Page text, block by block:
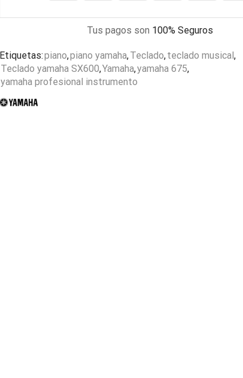
Tus pagos son 100% Seguros
Etiquetas:piano,piano yamaha,Teclado,teclado musical ,
Teclado yamaha SX600,Yamaha,yamaha 675,
yamaha profesional instrumento